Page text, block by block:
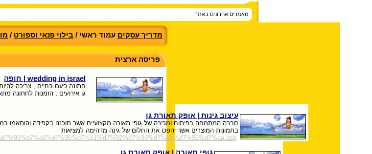
מאמרים אחרונים באתר:
מדריך עסקים עמוד ראשי / בילוי פנאי וספורט /
פריסה ארצית
wedding in israel | חופה
חתונה פעם בחיים , צריכה
גן אירועים , הזמנות לחתונה
עיצוב גינות | אופק תאורת גן
חברה המתמחה בפיתוח ומכירה של גופי תאורה מקצועיים אשר תוכננו בקפידה והותאמו
בתמונות המוצרים אשר יהפכו את החלום של גינה מדהימה למציאות